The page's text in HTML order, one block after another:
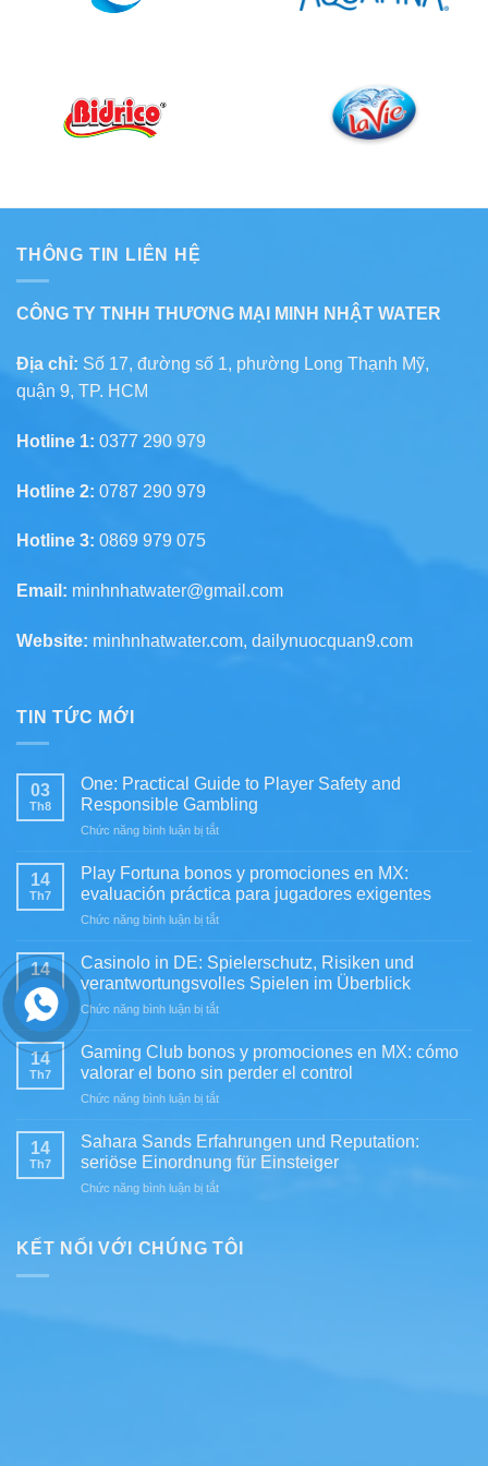
THÔNG TIN LIÊN HỆ
CÔNG TY TNHH THƯƠNG MẠI MINH NHẬT WATER
Địa chỉ: Số 17, đường số 1, phường Long Thạnh Mỹ,
quận 9, TP. HCM
Hotline 1: 0377 290 979
Hotline 2: 0787 290 979
Hotline 3: 0869 979 075
Email: minhnhatwater@gmail.com
Website: minhnhatwater.com, dailynuocquan9.com
TIN TỨC MỚI
03
Th8
One: Practical Guide to Player Safety and
Responsible Gambling
Chức năng bình luận bị tắtở
Guide
to
Player
and
Responsible
Gambling
14
Th7
Play Fortuna bonos y promociones en MX:
evaluación práctica para jugadores exigentes
Chức năng bình luận bị tắtở
Fortuna
bonos
y
promociones
MX:
evaluación
práctica
para
exigentes
14
Th7
Casinolo in DE: Spielerschutz, Risiken und
verantwortungsvolles Spielen im Überblick
Chức năng bình luận bị tắtở
Spielerschutz,
Risiken
verantwortungsvolles
Spielen
im
Überblick
14
Th7
Gaming Club bonos y promociones en MX: cómo
valorar el bono sin perder el control
Chức năng bình luận bị tắtở
Club
bonos
y
promociones
cómo
14
Th7
Sahara Sands Erfahrungen und Reputation:
seriöse Einordnung für Einsteiger
Chức năng bình luận bị tắtở
Erfahrungen
KẾT NỐI VỚI CHÚNG TÔI